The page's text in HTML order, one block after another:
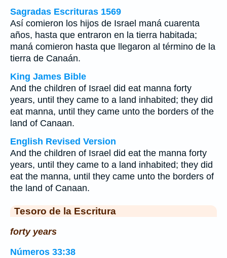
Sagradas Escrituras 1569
Así comieron los hijos de Israel maná cuarenta
años, hasta que entraron en la tierra habitada;
maná comieron hasta que llegaron al término de la
tierra de Canaán.
King James Bible
And the children of Israel did eat manna forty
years, until they came to a land inhabited; they did
eat manna, until they came unto the borders of the
land of Canaan.
English Revised Version
And the children of Israel did eat the manna forty
years, until they came to a land inhabited; they did
eat the manna, until they came unto the borders of
the land of Canaan.
Tesoro de la Escritura
forty years
Números 33:38